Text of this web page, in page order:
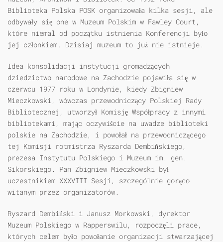
Biblioteka Polska POSK organizowała kilka sesji, ale
odbywały się one w Muzeum Polskim w Fawley Court,
które niemal od początku istnienia Konferencji było
jej członkiem. Dzisiaj muzeum to już nie istnieje.
Idea konsolidacji instytucji gromadzących
dziedzictwo narodowe na Zachodzie pojawiła się w
czerwcu 1977 roku w Londynie, kiedy Zbigniew
Mieczkowski, wówczas przewodniczący Polskiej Rady
Bibliotecznej, utworzył Komisję Współpracy z innymi
bibliotekami, mając oczywiście na uwadze biblioteki
polskie na Zachodzie, i powołał na przewodniczącego
tej Komisji rotmistrza Ryszarda Dembińskiego,
prezesa Instytutu Polskiego i Muzeum im. gen.
Sikorskiego. Pan Zbigniew Mieczkowski był
uczestnikiem XXXVIII Sesji, szczególnie gorąco
witanym przez organizatorów.
Ryszard Dembiński i Janusz Morkowski, dyrektor
Muzeum Polskiego w Rapperswilu, rozpoczęli prace,
których celem było powołanie organizacji stwarzającej